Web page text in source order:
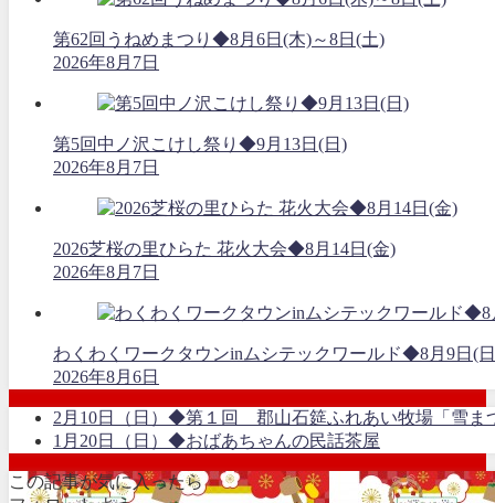
第62回うねめまつり◆8月6日(木)～8日(土)
2026年8月7日
第5回中ノ沢こけし祭り◆9月13日(日)
2026年8月7日
2026芝桜の里ひらた 花火大会◆8月14日(金)
2026年8月7日
わくわくワークタウンinムシテックワールド◆8月9日(
2026年8月6日
2月10日（日）◆第１回 郡山石筵ふれあい牧場「雪ま
1月20日（日）◆おばあちゃんの民話茶屋
この記事が気に入ったら